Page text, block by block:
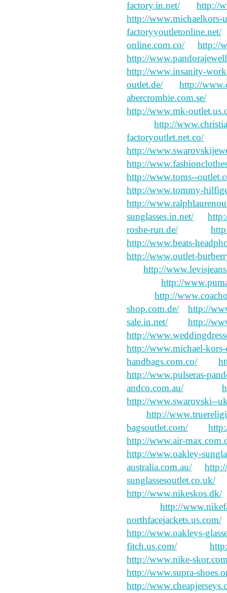
factory.in.net/"it. http://
http://www.michaelkors-
factoryyoutletonline.net/
online.com.co/of http://
http://
http://www.insanity-
outlet.de/the http://
abercrombie.com.se/
http://www.mk-
http://
factoryoutlet.net.co/
http://
http://
http://www.toms--
http://www.tommy-
http://
sunglasses.in.net/ah
roshe-run.de/at what
http://www.beats-
http://www.outlet-
http://
http://
http://
shop.com.de/a http://
sale.in.net/boy http://
http://
http://www.michael-kors-
handbags.com.co/new
http://www.pulseras-
andco.com.au/long call
http://www.swarovski--
http://
bagsoutlet.com/you
http://www.air-
http://www.oakley-
australia.com.au/of
sunglassesoutlet.co.uk/
http://www.nikeskos.dk/
http://
northfacejackets.us.com/
http://www.oakleys-
fitch.us.com/sudden
http://www.nike-
http://www.supra-
http://